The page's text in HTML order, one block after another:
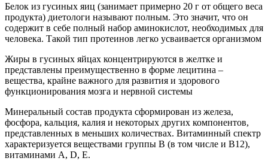
Белок из гусиных яиц (занимает примерно 20 г от общего веса
продукта) диетологи называют полным. Это значит, что он
содержит в себе полный набор аминокислот, необходимых для
человека. Такой тип протеинов легко усваивается организмом
Жиры в гусиных яйцах концентрируются в желтке и
представлены преимущественно в форме лецитина –
вещества, крайне важного для развития и здорового
функционирования мозга и нервной системы
Минеральный состав продукта сформирован из железа,
фосфора, кальция, калия и некоторых других компонентов,
представленных в меньших количествах. Витаминный спектр
характеризуется веществами группы В (в том числе и В12),
витаминами А, D, Е.